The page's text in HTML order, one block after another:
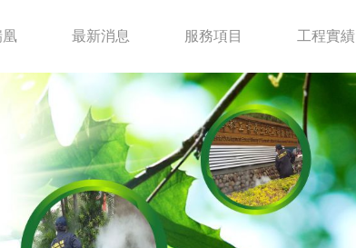
凰 最新消息 服務項目 工程實績